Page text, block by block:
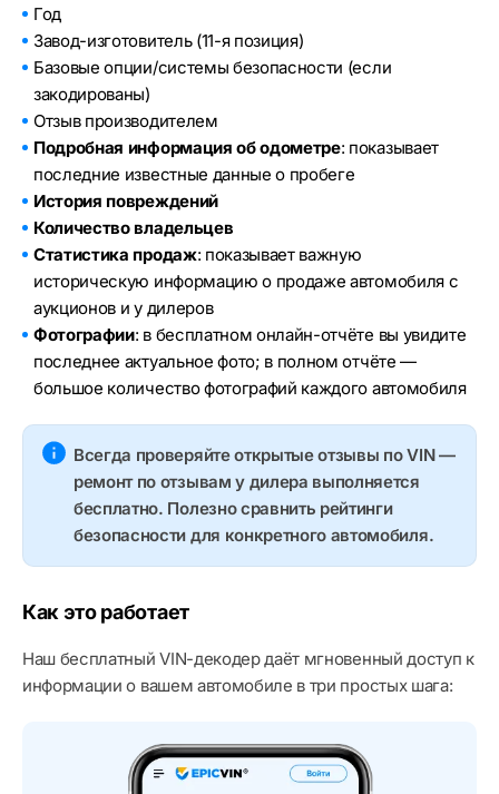
Год
Завод-изготовитель (11-я позиция)
Базовые опции/системы безопасности (если
закодированы)
Отзыв производителем
Подробная информация об одометре: показывает
последние известные данные о пробеге
История повреждений
Количество владельцев
Статистика продаж: показывает важную
историческую информацию о продаже автомобиля с
аукционов и у дилеров
Фотографии: в бесплатном онлайн-отчёте вы увидите
последнее актуальное фото; в полном отчёте —
большое количество фотографий каждого автомобиля
Всегда проверяйте открытые отзывы по VIN —
ремонт по отзывам у дилера выполняется
бесплатно. Полезно сравнить рейтинги
безопасности для конкретного автомобиля.
Как это работает
Наш бесплатный VIN-декодер даёт мгновенный доступ к
информации о вашем автомобиле в три простых шага: